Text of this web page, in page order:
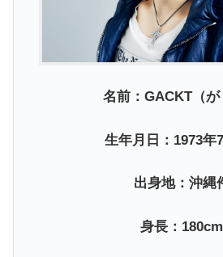
名前：GACKT（が
生年月日：1973年
出身地：沖縄
身長：180cm